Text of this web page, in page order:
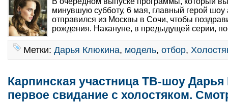
минувшую субботу, 6 мая, главный герой шоу
отправился из Москвы в Сочи, чтобы
рождения. Накануне, в предыдущей серии,
Метки: Дарья Клюкина, модель, отбор,
Карпинская участница ТВ-шоу
первое свидание с холостяком.